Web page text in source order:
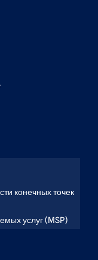
конечных точек
услуг (MSP)